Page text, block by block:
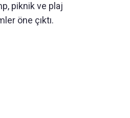
piknik ve plaj
öne çıktı.